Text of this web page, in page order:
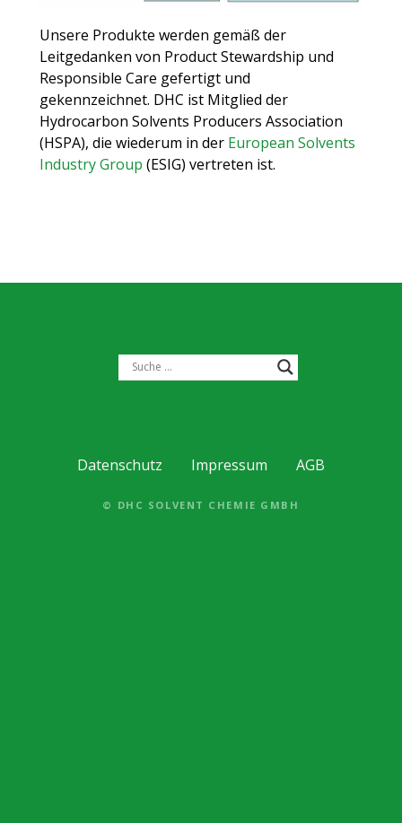
Unsere Produkte werden gemäß der
Leitgedanken von Product Stewardship und
Responsible Care gefertigt und
gekennzeichnet. DHC ist Mitglied der
Hydrocarbon Solvents Producers Association
(HSPA), die wiederum in der European Solvents
Industry Group (ESIG) vertreten ist.
Datenschutz Impressum AGB
© DHC SOLVENT CHEMIE GMBH